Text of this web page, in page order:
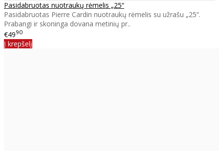
Pasidabruotas nuotraukų rėmelis „25“
Pasidabruotas Pierre Cardin nuotraukų rėmelis su užrašu „25“.
Prabangi ir skoninga dovana metinių pr..
€4990
Į krepšelį